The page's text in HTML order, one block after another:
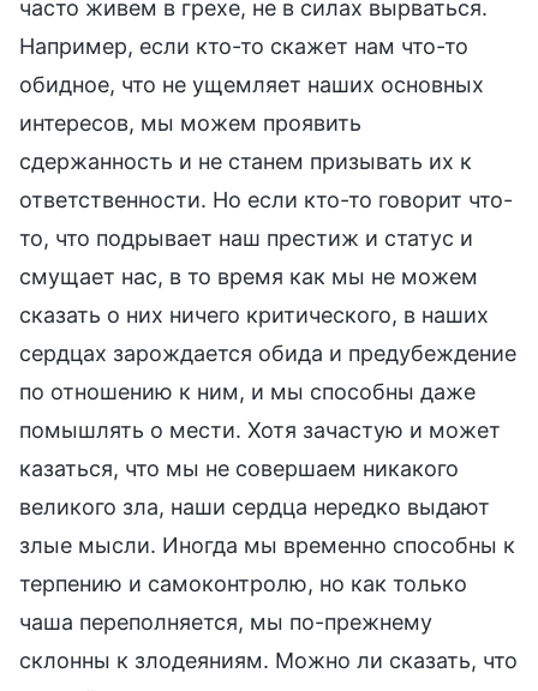
часто живем в грехе, не в силах вырваться.
Например, если кто-то скажет нам что-то
обидное, что не ущемляет наших основных
интересов, мы можем проявить
сдержанность и не станем призывать их к
ответственности. Но если кто-то говорит что-
то, что подрывает наш престиж и статус и
смущает нас, в то время как мы не можем
сказать о них ничего критического, в наших
сердцах зарождается обида и предубеждение
по отношению к ним, и мы способны даже
помышлять о мести. Хотя зачастую и может
казаться, что мы не совершаем никакого
великого зла, наши сердца нередко выдают
злые мысли. Иногда мы временно способны к
терпению и самоконтролю, но как только
чаша переполняется, мы по-прежнему
склонны к злодеяниям. Можно ли сказать, что